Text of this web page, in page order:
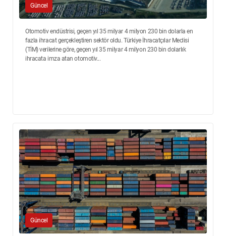
Güncel
Otomotiv endüstrisi, geçen yıl 35 milyar 4 milyon 230 bin dolarla en
fazla ihracat gerçekleştiren sektör oldu. Türkiye İhracatçılar Meclisi
(TİM) verilerine göre, geçen yıl 35 milyar 4 milyon 230 bin dolarlık
ihracata imza atan otomotiv...
Güncel